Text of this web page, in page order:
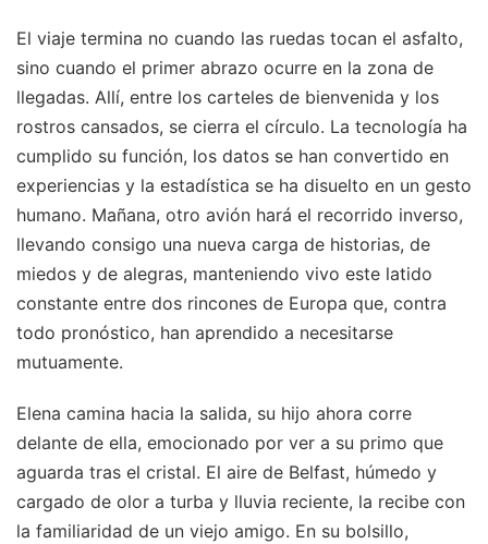
El viaje termina no cuando las ruedas tocan el asfalto,
sino cuando el primer abrazo ocurre en la zona de
llegadas. Allí, entre los carteles de bienvenida y los
rostros cansados, se cierra el círculo. La tecnología ha
cumplido su función, los datos se han convertido en
experiencias y la estadística se ha disuelto en un gesto
humano. Mañana, otro avión hará el recorrido inverso,
llevando consigo una nueva carga de historias, de
miedos y de alegras, manteniendo vivo este latido
constante entre dos rincones de Europa que, contra
todo pronóstico, han aprendido a necesitarse
mutuamente.
Elena camina hacia la salida, su hijo ahora corre
delante de ella, emocionado por ver a su primo que
aguarda tras el cristal. El aire de Belfast, húmedo y
cargado de olor a turba y lluvia reciente, la recibe con
la familiaridad de un viejo amigo. En su bolsillo,